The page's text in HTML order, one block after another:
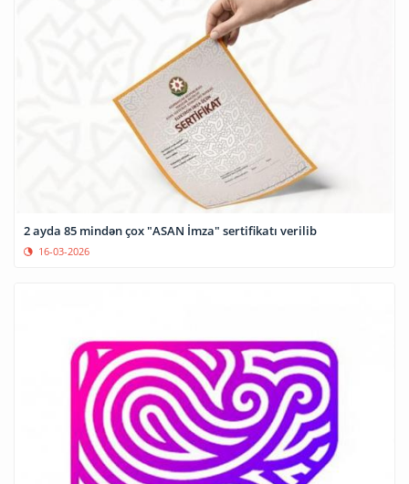
2 ayda 85 mindən çox "ASAN İmza" sertifikatı verilib
16-03-2026